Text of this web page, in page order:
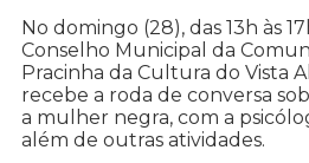
No domingo (28), das 13h às
Conselho Municipal da
Pracinha da Cultura do Vista
recebe a roda de conversa
a mulher negra, com a
além de outras atividades.